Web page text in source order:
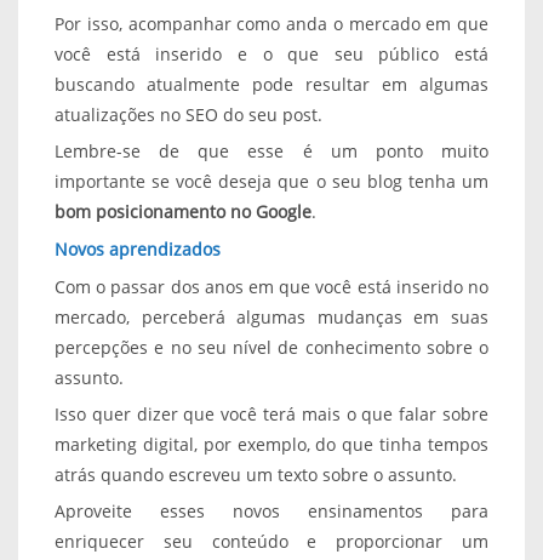
Por isso, acompanhar como anda o mercado em que
você está inserido e o que seu público está
buscando atualmente pode resultar em algumas
atualizações no SEO do seu post.
Lembre-se de que esse é um ponto muito
importante se você deseja que o seu blog tenha um
bom posicionamento no Google.
Novos aprendizados
Com o passar dos anos em que você está inserido no
mercado, perceberá algumas mudanças em suas
percepções e no seu nível de conhecimento sobre o
assunto.
Isso quer dizer que você terá mais o que falar sobre
marketing digital, por exemplo, do que tinha tempos
atrás quando escreveu um texto sobre o assunto.
Aproveite esses novos ensinamentos para
enriquecer seu conteúdo e proporcionar um